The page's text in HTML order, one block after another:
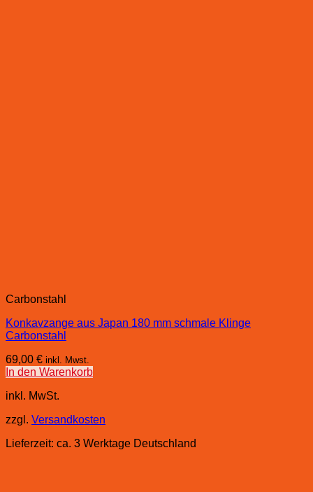
Carbonstahl
Konkavzange aus Japan 180 mm schmale Klinge
Carbonstahl
69,00 € inkl. Mwst.
In den Warenkorb
inkl. MwSt.
zzgl. Versandkosten
Lieferzeit: ca. 3 Werktage Deutschland